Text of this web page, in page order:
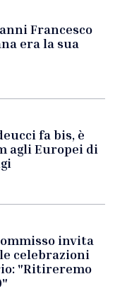
Francesco
era la sua
fa bis, è
agli Europei di
invita
celebrazioni
"Ritireremo